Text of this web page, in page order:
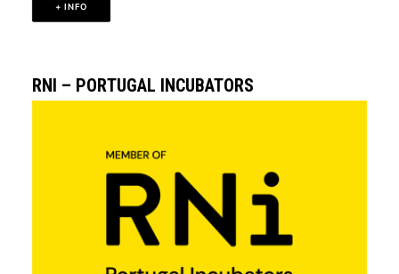
+ INFO
RNI – PORTUGAL INCUBATORS